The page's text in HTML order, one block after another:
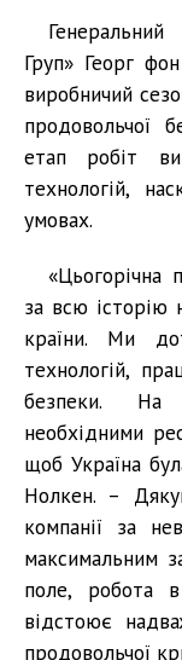
Груп» Георг
виробничий
продовольчої
етап робіт
технологій,
умовах.
«Цьогорічна
за всю історію
країни. Ми
технологій,
безпеки. На
необхідними
щоб Україна
Нолкен. –
компанії за
максимальним
поле, робота
відстоює
продовольчої